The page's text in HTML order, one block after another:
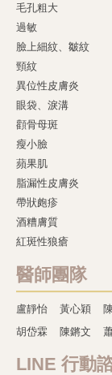
毛孔粗大
過敏
臉上細紋、皺紋
頸紋
異位性皮膚炎
眼袋、淚溝
顴骨母斑
瘦小臉
蘋果肌
脂漏性皮膚炎
帶狀皰疹
酒糟膚質
紅斑性狼瘡
醫師團隊
盧靜怡 黃心穎
胡岱霖
陳鏘文
LINE 行動